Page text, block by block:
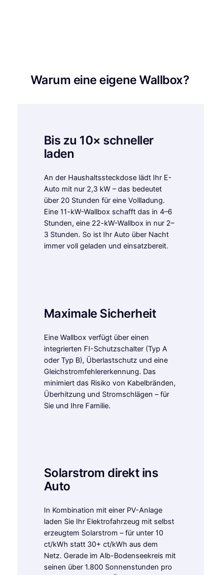
Warum eine eigene Wallbox?
Bis zu 10× schneller
laden
An der Haushaltssteckdose lädt Ihr E-
Auto mit nur 2,3 kW – das bedeutet
über 20 Stunden für eine Vollladung.
Eine 11-kW-Wallbox schafft das in 4–6
Stunden, eine 22-kW-Wallbox in nur 2–
3 Stunden. So ist Ihr Auto über Nacht
immer voll geladen und einsatzbereit.
Maximale Sicherheit
Eine Wallbox verfügt über einen
integrierten FI-Schutzschalter (Typ A
oder Typ B), Überlastschutz und eine
Gleichstromfehlererkennung. Das
minimiert das Risiko von Kabelbränden,
Überhitzung und Stromschlägen – für
Sie und Ihre Familie.
Solarstrom direkt ins
Auto
In Kombination mit einer PV-Anlage
laden Sie Ihr Elektrofahrzeug mit selbst
erzeugtem Solarstrom – für unter 10
ct/kWh statt 30+ ct/kWh aus dem
Netz. Gerade im Alb-Bodenseekreis mit
seinen über 1.800 Sonnenstunden pro